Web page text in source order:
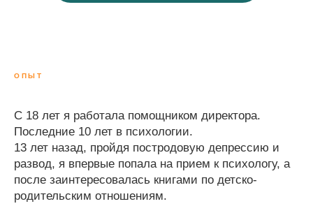
ОПЫТ
С 18 лет я работала помощником директора.
Последние 10 лет в психологии.
13 лет назад, пройдя постродовую депрессию и
развод, я впервые попала на прием к психологу, а
после заинтересовалась книгами по детско-
родительским отношениям.